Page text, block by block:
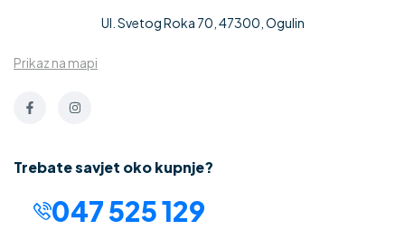
Ul. Svetog Roka 70, 47300, Ogulin
Prikaz na mapi
Trebate savjet oko kupnje?
047 525 129